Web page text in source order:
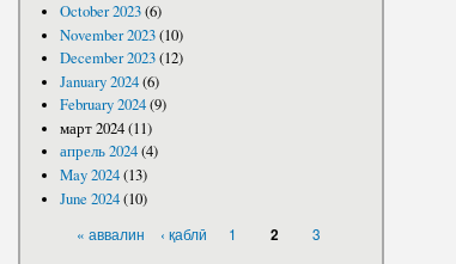
October 2023(6)
November 2023(10)
December 2023(12)
January 2024(6)
February 2024(9)
март 2024(11)
апрель 2024(4)
May 2024(13)
June 2024(10)
« аввалин ‹ қаблӣ 1 2 3